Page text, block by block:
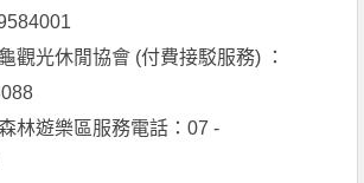
觀光休閒協會 (付費接駁服務) ：
林遊樂區服務電話：07 -